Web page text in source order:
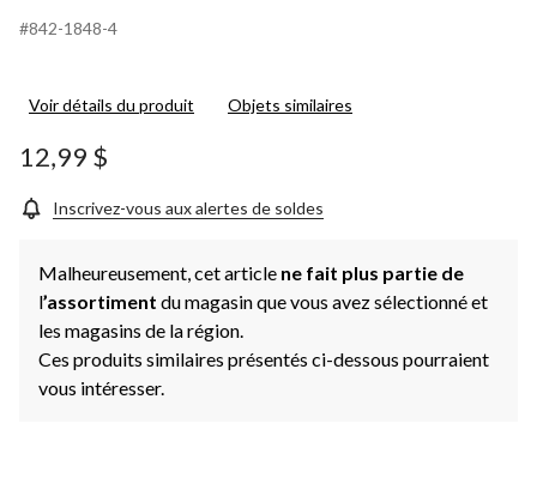
#842-1848-4
Voir détails du produit Objets similaires
12,99 $
Inscrivez-vous aux alertes de soldes
Malheureusement, cet article ne fait plus partie de
l’assortiment du magasin que vous avez sélectionné et
les magasins de la région.
Ces produits similaires présentés ci-dessous pourraient
vous intéresser.